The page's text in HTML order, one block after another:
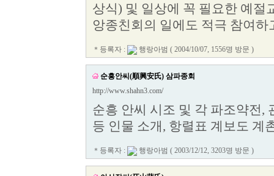
상식) 및 일상에 꼭 필요한 예절
앙종친회의 일에도 적극 참여하
＊등록자 : 행랑아범 ( 2004/10/07, 1556명 방문 )
순흥안씨(順興安氏) 삼파종회
http://www.shahn3.com/
순흥 안씨 시조 및 각 파조약전,
등 인물 소개, 항렬표 계보도 계
＊등록자 : 행랑아범 ( 2003/12/12, 3203명 방문 )